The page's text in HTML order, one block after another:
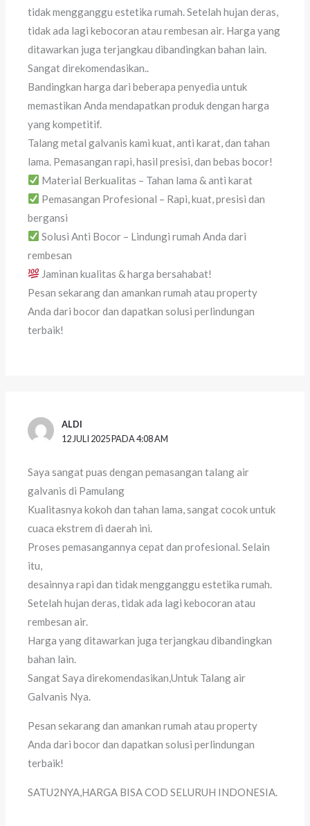
tidak mengganggu estetika rumah. Setelah hujan deras,
tidak ada lagi kebocoran atau rembesan air. Harga yang
ditawarkan juga terjangkau dibandingkan bahan lain.
Sangat direkomendasikan..
Bandingkan harga dari beberapa penyedia untuk
memastikan Anda mendapatkan produk dengan harga
yang kompetitif.
Talang metal galvanis kami kuat, anti karat, dan tahan
lama. Pemasangan rapi, hasil presisi, dan bebas bocor!
Material Berkualitas – Tahan lama & anti karat
Pemasangan Profesional – Rapi, kuat, presisi dan
bergansi
Solusi Anti Bocor – Lindungi rumah Anda dari
rembesan
Jaminan kualitas & harga bersahabat!
Pesan sekarang dan amankan rumah atau property
Anda dari bocor dan dapatkan solusi perlindungan
terbaik!
ALDI
12 JULI 2025 PADA 4:08 AM
Saya sangat puas dengan pemasangan talang air
galvanis di Pamulang
Kualitasnya kokoh dan tahan lama, sangat cocok untuk
cuaca ekstrem di daerah ini.
Proses pemasangannya cepat dan profesional. Selain
itu,
desainnya rapi dan tidak mengganggu estetika rumah.
Setelah hujan deras, tidak ada lagi kebocoran atau
rembesan air.
Harga yang ditawarkan juga terjangkau dibandingkan
bahan lain.
Sangat Saya direkomendasikan,Untuk Talang air
Galvanis Nya.
Pesan sekarang dan amankan rumah atau property
Anda dari bocor dan dapatkan solusi perlindungan
terbaik!
SATU2NYA,HARGA BISA COD SELURUH INDONESIA.